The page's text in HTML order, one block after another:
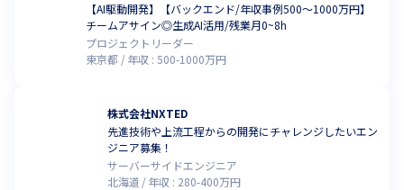
【AI駆動開発】【バックエンド/年収事例500〜1000万円】
チームアサイン◎生成AI活用/残業月0~8h
プロジェクトリーダー
東京都
年収 :500-1000万円
株式会社NXTED
先進技術や上流工程からの開発にチャレンジしたいエン
ジニア募集！
サーバーサイドエンジニア
北海道
年収 : 280-400万円